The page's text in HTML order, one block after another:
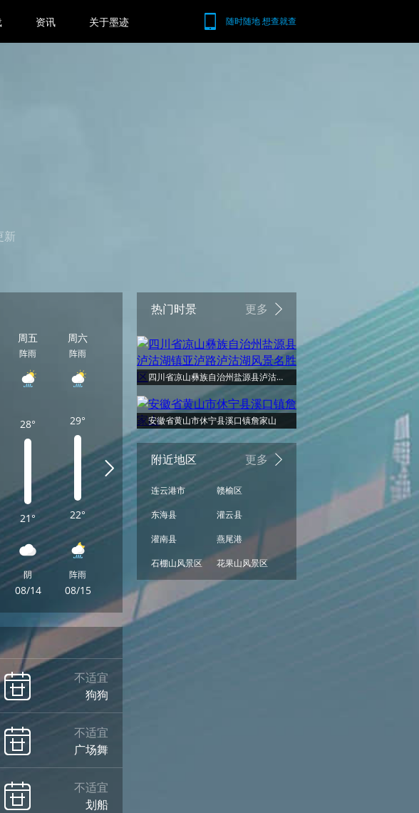
随时随地 想查就查
资讯 关于墨迹
新
热门时景 更多
四川省凉山彝族自治州盐源县泸沽湖镇亚泸路泸沽湖风景名胜区
安徽省黄山市休宁县溪口镇詹家山
附近地区 更多
连云港市
赣榆区
东海县
灌云县
灌南县
燕尾港
石棚山风景区
花果山风景区
周五
阵雨
28°
21°
阴
08/14
周六
阵雨
29°
22°
阵雨
08/15
周日
23°
08/16
周一
阴
29°
23°
阴
周二
阴
30°
阵雨
08/18
周三
阵雨
29°
周四
阴
30°
23°
周五
阴
24°
不适宜
狗狗
不适宜
广场舞
不适宜
划船